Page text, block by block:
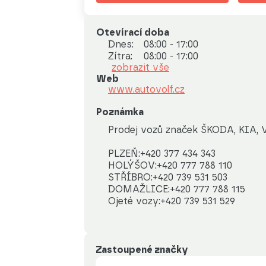
Otevírací doba
Dnes:
08:00 - 17:00
Zítra:
08:00 - 17:00
zobrazit vše
Web
www.autovolf.cz
Poznámka
Prodej vozů značek ŠKODA, KIA,
PLZEŇ:+420 377 434 343
HOLÝŠOV:+420 777 788 110
STŘÍBRO:+420 739 531 503
DOMAŽLICE:+420 777 788 115
Ojeté vozy:+420 739 531 529
Zastoupené značky